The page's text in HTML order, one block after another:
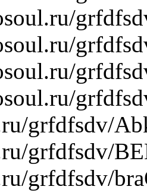
grfdfsdv/
grfdfsdv/
grfdfsdv/